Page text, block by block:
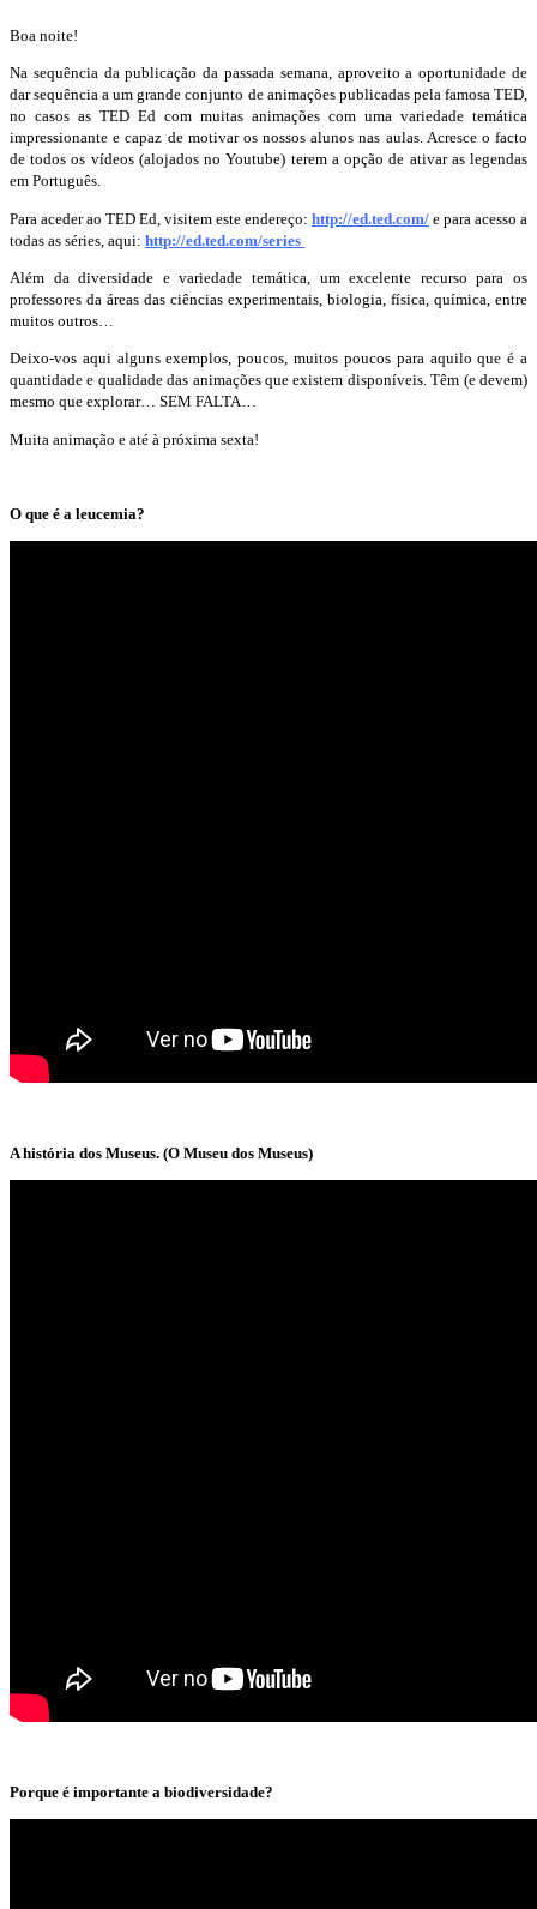
Boa noite!
Na sequência da publicação da passada semana, aproveito a oportunidade de
dar sequência a um grande conjunto de animações publicadas pela famosa TED,
no casos as TED Ed com muitas animações com uma variedade temática
impressionante e capaz de motivar os nossos alunos nas aulas. Acresce o facto
de todos os vídeos (alojados no Youtube) terem a opção de ativar as legendas
em Português.
Para aceder ao TED Ed, visitem este endereço: http://ed.ted.com/ e para acesso a
todas as séries, aqui: http://ed.ted.com/series
Além da diversidade e variedade temática, um excelente recurso para os
professores da áreas das ciências experimentais, biologia, física, química, entre
muitos outros…
Deixo-vos aqui alguns exemplos, poucos, muitos poucos para aquilo que é a
quantidade e qualidade das animações que existem disponíveis. Têm (e devem)
mesmo que explorar… SEM FALTA…
Muita animação e até à próxima sexta!
O que é a leucemia?
A história dos Museus. (O Museu dos Museus)
Porque é importante a biodiversidade?